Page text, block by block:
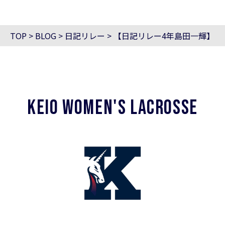
TOP > BLOG > 日記リレー > 【日記リレー4年島田一輝】
KEIO WOMEN'S LACROSSE